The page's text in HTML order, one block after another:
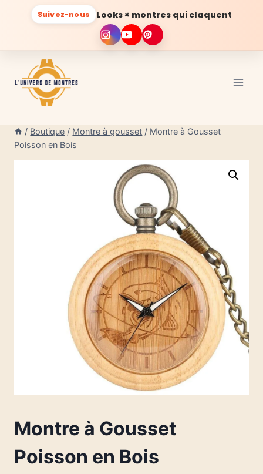
Suivez-nous Looks × montres qui claquent
contenu
/ Boutique / Montre à gousset / Montre à Gousset
Poisson en Bois
Montre à Gousset
Poisson en Bois